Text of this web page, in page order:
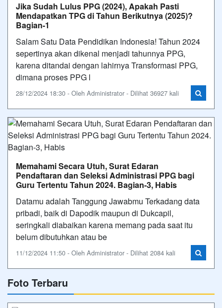
Jika Sudah Lulus PPG (2024), Apakah Pasti
Mendapatkan TPG di Tahun Berikutnya (2025)?
Bagian-1
Salam Satu Data Pendidikan Indonesia! Tahun 2024
sepertinya akan dikenal menjadi tahunnya PPG,
karena ditandai dengan lahirnya Transformasi PPG,
dimana proses PPG l
28/12/2024 18:30 - Oleh Administrator - Dilihat 36927 kali
Memahami Secara Utuh, Surat Edaran
Pendaftaran dan Seleksi Administrasi PPG bagi
Guru Tertentu Tahun 2024. Bagian-3, Habis
Datamu adalah Tanggung Jawabmu Terkadang data
pribadi, baik di Dapodik maupun di Dukcapil,
seringkali diabaikan karena memang pada saat itu
belum dibutuhkan atau be
11/12/2024 11:50 - Oleh Administrator - Dilihat 2084 kali
Foto Terbaru